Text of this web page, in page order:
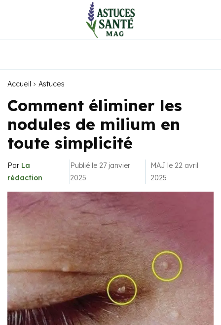
Accueil Astuces
Comment éliminer les
nodules de milium en
toute simplicité
Par La
rédaction
Publié le 27 janvier
2025
MAJ le 22 avril
2025